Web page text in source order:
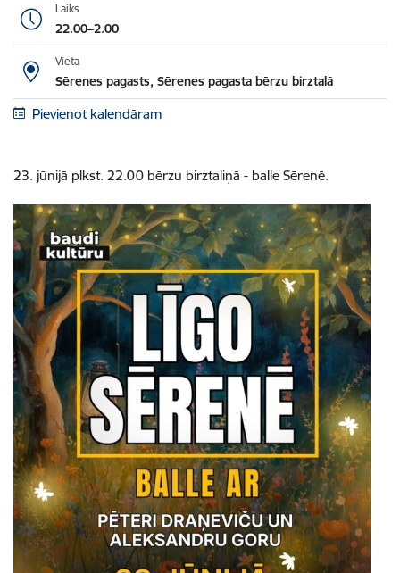
Laiks
22.00–2.00
Vieta
Sērenes pagasts, Sērenes pagasta bērzu birztalā
Pievienot kalendāram
23. jūnijā plkst. 22.00 bērzu birztaliņā - balle Sērenē.